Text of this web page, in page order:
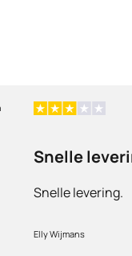
Snelle
Snelle levering.
Elly Wijmans